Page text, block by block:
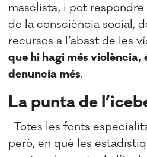
masclista, i pot
de la consciència social,
recursos a l’abast de les
que hi hagi més violència,
denuncia més.
La punta de
Totes les fonts
però, en què les